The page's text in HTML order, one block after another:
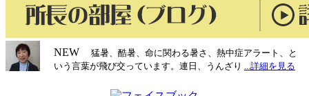
NEW
猛暑、酷暑、命に関わる暑さ、熱中症アラート、と
いう言葉が飛び交っています。連日、うんざり ...詳細を見る